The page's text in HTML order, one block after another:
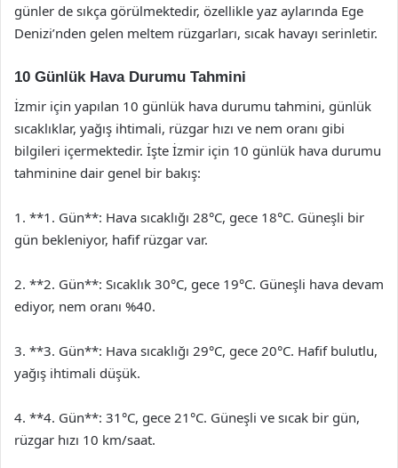
günler de sıkça görülmektedir, özellikle yaz aylarında Ege
Denizi’nden gelen meltem rüzgarları, sıcak havayı serinletir.
10 Günlük Hava Durumu Tahmini
İzmir için yapılan 10 günlük hava durumu tahmini, günlük
sıcaklıklar, yağış ihtimali, rüzgar hızı ve nem oranı gibi
bilgileri içermektedir. İşte İzmir için 10 günlük hava durumu
tahminine dair genel bir bakış:
1. **1. Gün**: Hava sıcaklığı 28°C, gece 18°C. Güneşli bir
gün bekleniyor, hafif rüzgar var.
2. **2. Gün**: Sıcaklık 30°C, gece 19°C. Güneşli hava devam
ediyor, nem oranı %40.
3. **3. Gün**: Hava sıcaklığı 29°C, gece 20°C. Hafif bulutlu,
yağış ihtimali düşük.
4. **4. Gün**: 31°C, gece 21°C. Güneşli ve sıcak bir gün,
rüzgar hızı 10 km/saat.